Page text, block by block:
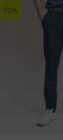
-31%